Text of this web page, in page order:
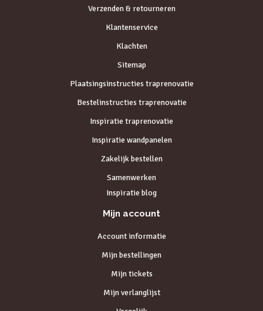
Verzenden & retourneren
Klantenservice
Klachten
Sitemap
Plaatsingsinstructies traprenovatie
Bestelinstructies traprenovatie
Inspiratie traprenovatie
Inspiratie wandpanelen
Zakelijk bestellen
Samenwerken
Inspiratie blog
Mijn account
Account informatie
Mijn bestellingen
Mijn tickets
Mijn verlanglijst